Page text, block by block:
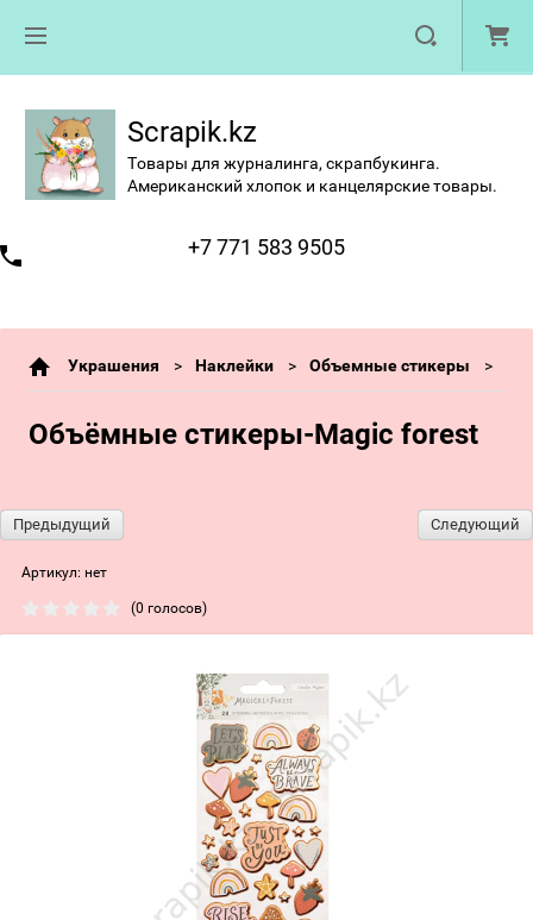
Scrapik.kz
Товары для журналинга, скрапбукинга.
Американский хлопок и канцелярские товары.
+7 771 583 9505
Украшения Наклейки Объемные стикеры
Объёмные стикеры-Magic forest
Предыдущий Следующий
Артикул: нет
(0 голосов)